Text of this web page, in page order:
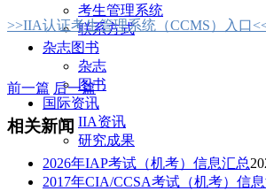
考生管理系统
联系方式
杂志图书
杂志
图书
国际资讯
IIA资讯
研究成果
>>IIA认证考生管理系统（CCMS）入口
前一篇 后一篇
相关新闻
2026年IAP考试（机考）信息汇总
2017年CIA/CCSA考试（机考）信